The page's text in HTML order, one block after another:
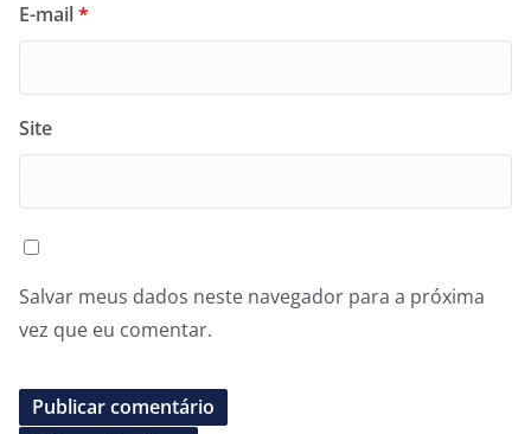
E-mail*
Site
Salvar meus dados neste navegador para a próxima
vez que eu comentar.